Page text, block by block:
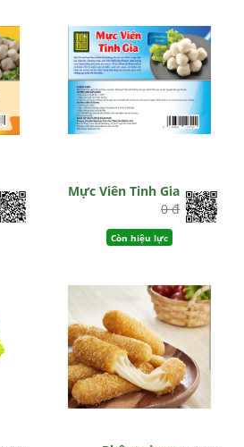
Mực Viên Tinh Gia
0 đ
Còn hiệu lực